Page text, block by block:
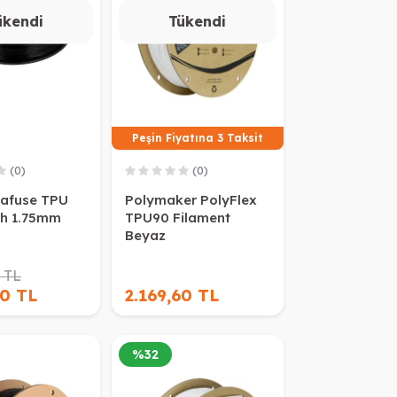
(0)
TPU
1.75mm
TL
TL
Peşin Fiyatına 3 Taksit
Tükendi
(0)
Polymaker PolyFlex
TPU90 Filament
Beyaz
2.169,60 TL
%32